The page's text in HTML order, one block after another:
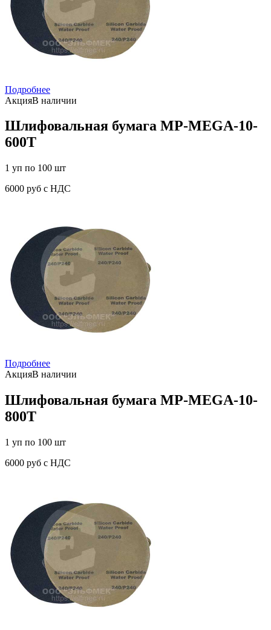
Подробнее
АкцияВ наличии
Шлифовальная бумага MP-MEGA-10-
600T
1 уп по 100 шт
6000 руб с НДС
Подробнее
АкцияВ наличии
Шлифовальная бумага MP-MEGA-10-
800T
1 уп по 100 шт
6000 руб с НДС